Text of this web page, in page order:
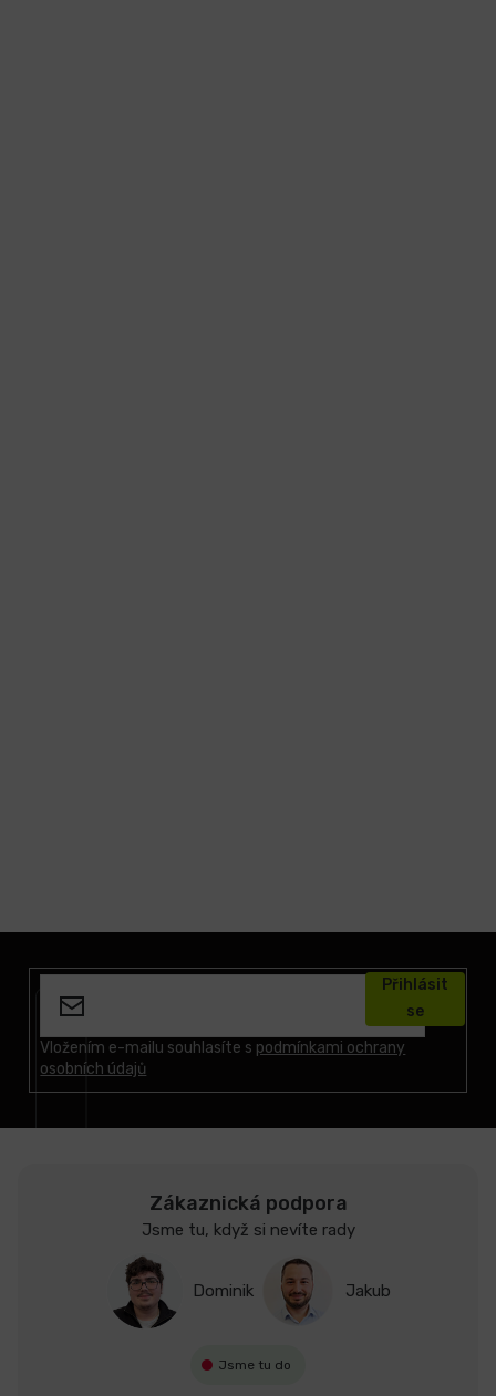
Vložením e-mailu souhlasíte s podmínkami ochrany
osobních údajů
Přihlásit
se
Zákaznická podpora
Jsme tu, když si nevíte rady
Dominik Jakub
Jsme tu do